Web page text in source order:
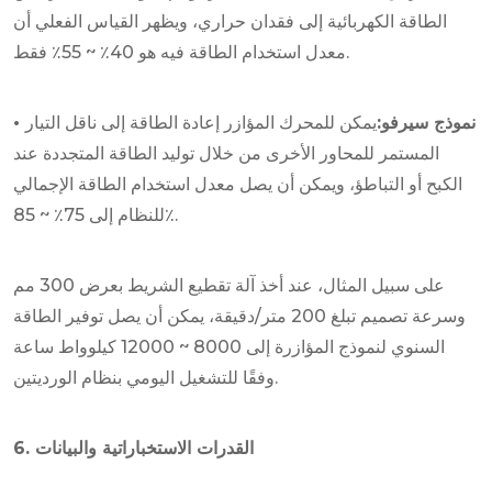
الطاقة الكهربائية إلى فقدان حراري، ويظهر القياس الفعلي أن
معدل استخدام الطاقة فيه هو 40٪ ~ 55٪ فقط.
• نموذج سيرفو:يمكن للمحرك المؤازر إعادة الطاقة إلى ناقل التيار
المستمر للمحاور الأخرى من خلال توليد الطاقة المتجددة عند
الكبح أو التباطؤ، ويمكن أن يصل معدل استخدام الطاقة الإجمالي
للنظام إلى 75٪ ~ 85٪.
على سبيل المثال، عند أخذ آلة تقطيع الشريط بعرض 300 مم
وسرعة تصميم تبلغ 200 متر/دقيقة، يمكن أن يصل توفير الطاقة
السنوي لنموذج المؤازرة إلى 8000 ~ 12000 كيلوواط ساعة
وفقًا للتشغيل اليومي بنظام الورديتين.
6. القدرات الاستخباراتية والبيانات